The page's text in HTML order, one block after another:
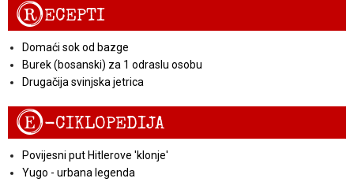
RECEPTI
Domaći sok od bazge
Burek (bosanski) za 1 odraslu osobu
Drugačija svinjska jetrica
E-CIKLOPEDIJA
Povijesni put Hitlerove 'klonje'
Yugo - urbana legenda